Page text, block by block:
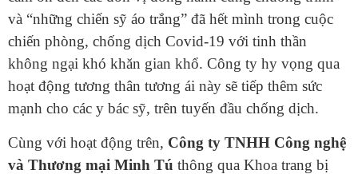
và “những chiến sỹ áo trắng” đã hết mình trong cuộc
chiến phòng, chống dịch Covid-19 với tinh thần
không ngại khó khăn gian khổ. Công ty hy vọng qua
hoạt động tương thân tương ái này sẽ tiếp thêm sức
mạnh cho các y bác sỹ, trên tuyến đầu chống dịch.
Cùng với hoạt động trên, Công ty TNHH Công nghệ
và Thương mại Minh Tú thông qua Khoa trang bị